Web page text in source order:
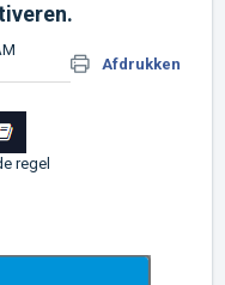
Afdrukken
regel